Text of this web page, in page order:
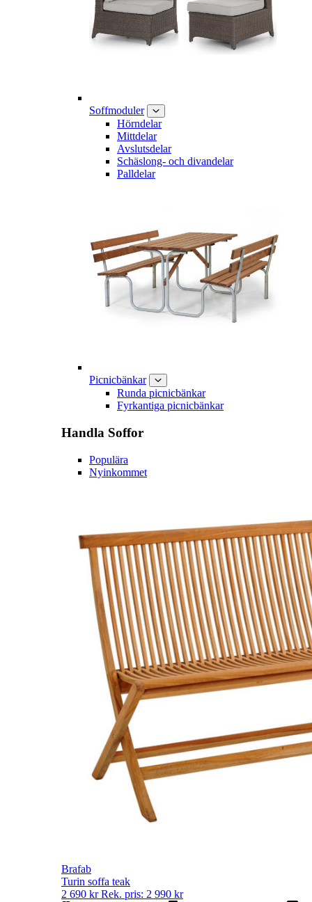
Soffmoduler
Hörndelar
Mittdelar
Avslutsdelar
Schäslong- och divandelar
Palldelar
Picnicbänkar
Runda picnicbänkar
Fyrkantiga picnicbänkar
Handla Soffor
Populära
Nyinkommet
Brafab
Turin soffa teak
2 690 kr Rek. pris: 2 990 kr